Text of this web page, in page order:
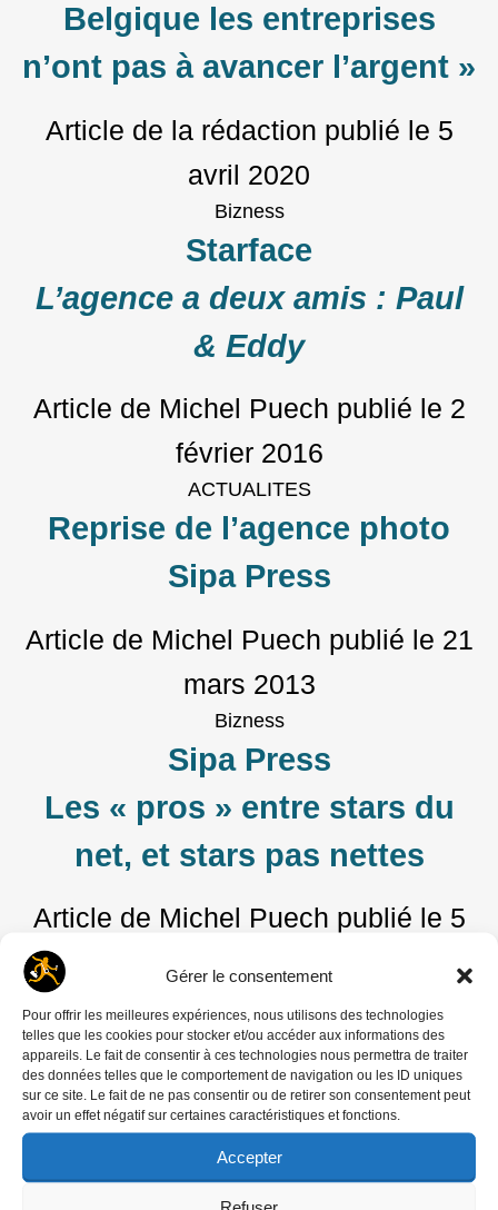
Gérer le consentement
Pour offrir les meilleures expériences, nous utilisons des technologies
telles que les cookies pour stocker et/ou accéder aux informations des
appareils. Le fait de consentir à ces technologies nous permettra de traiter
des données telles que le comportement de navigation ou les ID uniques
sur ce site. Le fait de ne pas consentir ou de retirer son consentement peut
avoir un effet négatif sur certaines caractéristiques et fonctions.
Accepter
Belgique les entreprises
n’ont pas à avancer l’argent »
Article de la rédaction publié le 5
avril 2020
Bizness
Starface
L’agence a deux amis : Paul
& Eddy
Article de Michel Puech publié le 2
février 2016
ACTUALITES
Reprise de l’agence photo
Sipa Press
Article de Michel Puech publié le 21
mars 2013
Bizness
Sipa Press
Les « pros » entre stars du
net, et stars pas nettes
Article de Michel Puech publié le 5
mars 2013
RECHERCHER
Rechercher :
Se connecter